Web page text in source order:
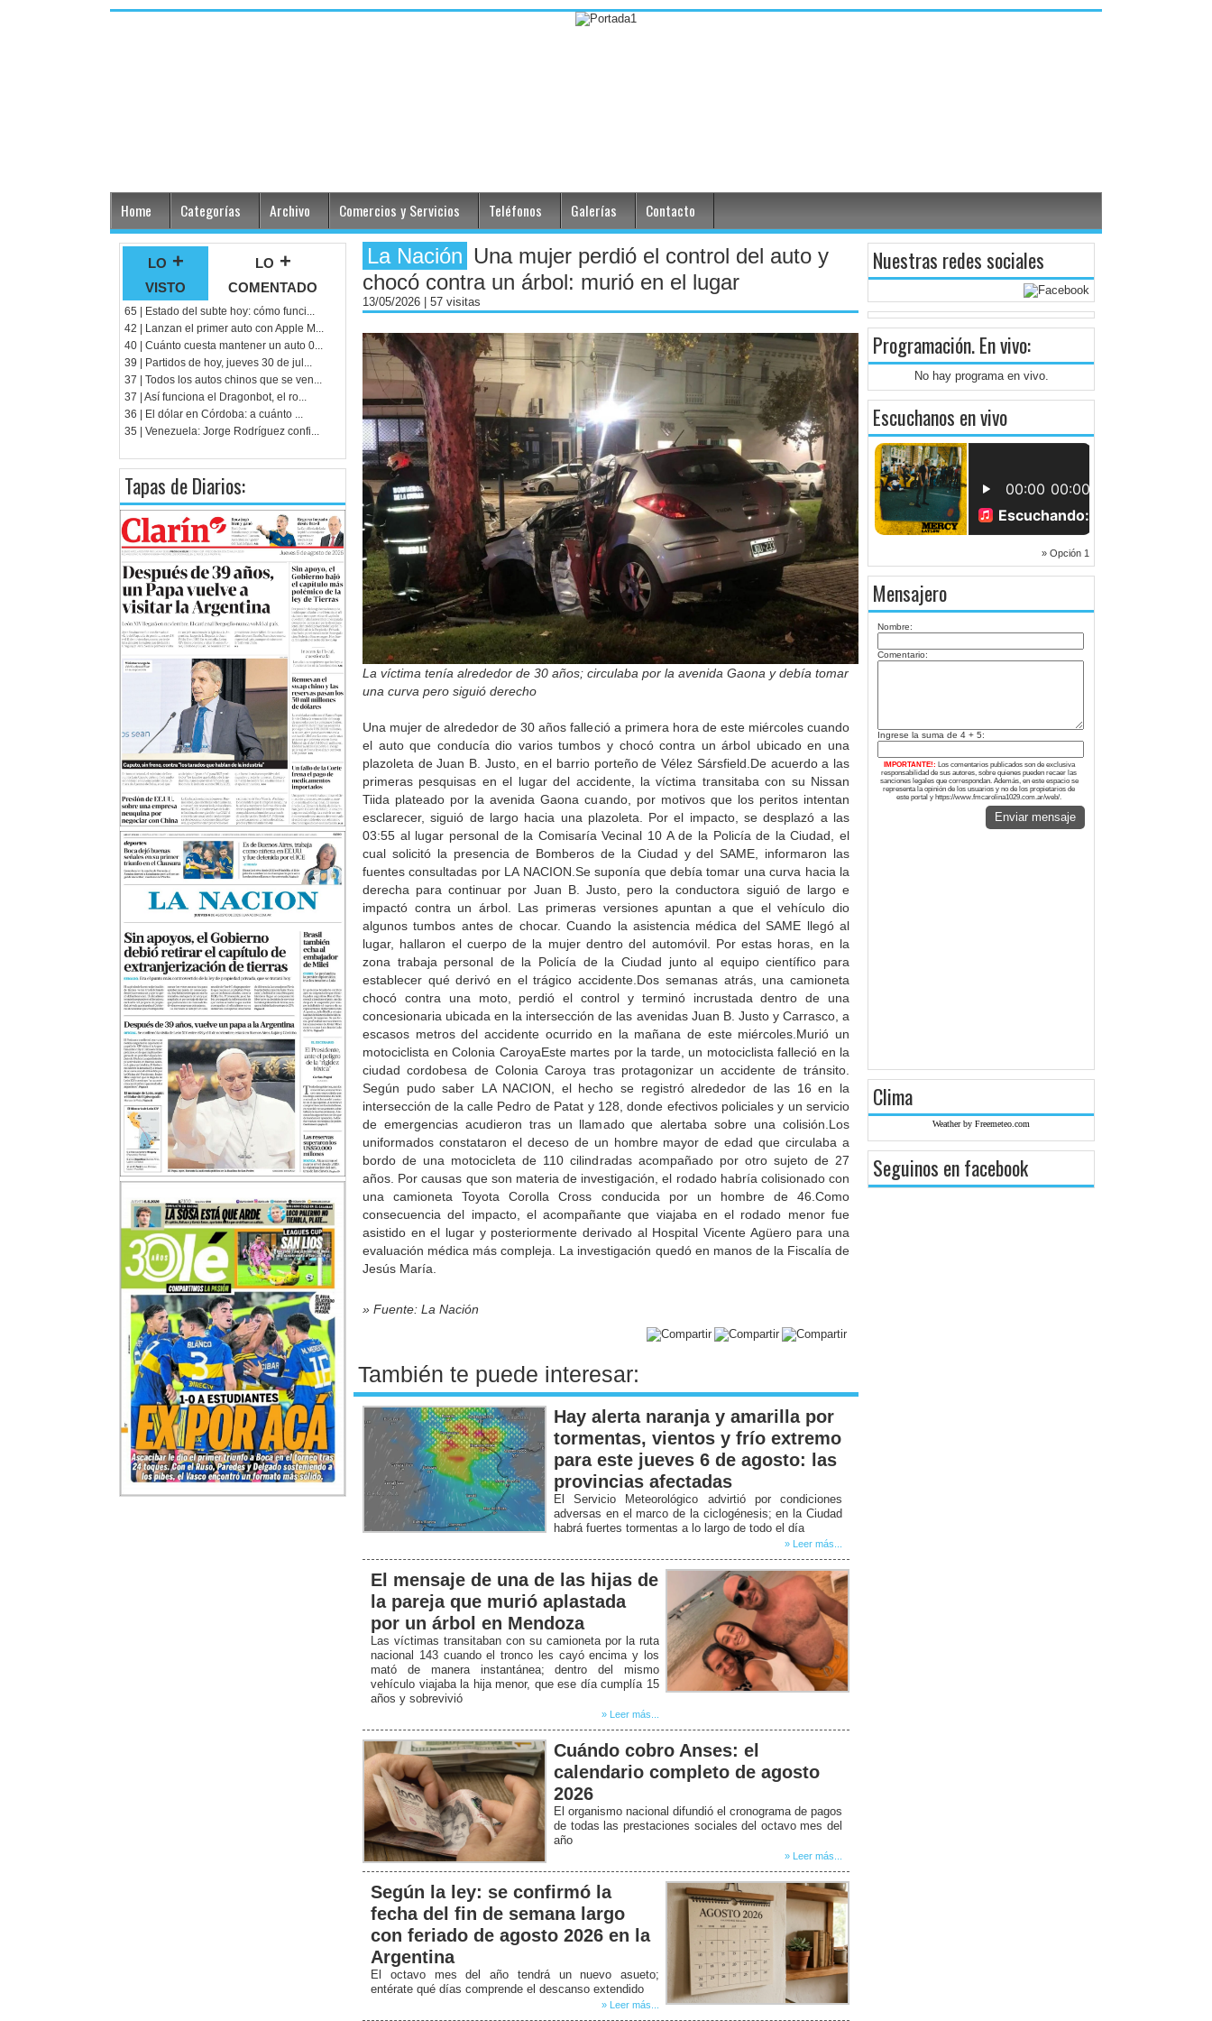
Home Categorías Archivo Comercios y Servicios Teléfonos Galerías Contacto
lo +
visto
lo +
comentado
65 | Estado del subte hoy: cómo funci...
42 | Lanzan el primer auto con Apple M...
40 | Cuánto cuesta mantener un auto 0...
39 | Partidos de hoy, jueves 30 de jul...
37 | Todos los autos chinos que se ven...
37 | Así funciona el Dragonbot, el ro...
36 | El dólar en Córdoba: a cuánto ...
35 | Venezuela: Jorge Rodríguez confi...
Tapas de Diarios:
La Nación Una mujer perdió el control del auto y
chocó contra un árbol: murió en el lugar
13/05/2026 | 57 visitas
La víctima tenía alrededor de 30 años; circulaba por la avenida Gaona y debía tomar
una curva pero siguió derecho
Una mujer de alrededor de 30 años falleció a primera hora de este miércoles cuando
el auto que conducía dio varios tumbos y chocó contra un árbol ubicado en una
plazoleta de Juan B. Justo, en el barrio porteño de Vélez Sársfield.De acuerdo a las
primeras pesquisas en el lugar del accidente, la víctima transitaba con su Nissan
Tiida plateado por la avenida Gaona cuando, por motivos que los peritos intentan
esclarecer, siguió de largo hacia una plazoleta. Por el impacto, se desplazó a las
03:55 al lugar personal de la Comisaría Vecinal 10 A de la Policía de la Ciudad, el
cual solicitó la presencia de Bomberos de la Ciudad y del SAME, informaron las
fuentes consultadas por LA NACION.Se suponía que debía tomar una curva hacia la
derecha para continuar por Juan B. Justo, pero la conductora siguió de largo e
impactó contra un árbol. Las primeras versiones apuntan a que el vehículo dio
algunos tumbos antes de chocar. Cuando la asistencia médica del SAME llegó al
lugar, hallaron el cuerpo de la mujer dentro del automóvil. Por estas horas, en la
zona trabaja personal de la Policía de la Ciudad junto al equipo científico para
establecer qué derivó en el trágico accidente.Dos semanas atrás, una camioneta
chocó contra una moto, perdió el control y terminó incrustada dentro de una
concesionaria ubicada en la intersección de las avenidas Juan B. Justo y Carrasco, a
escasos metros del accidente ocurrido en la mañana de este miércoles.Murió un
motociclista en Colonia CaroyaEste martes por la tarde, un motociclista falleció en la
ciudad cordobesa de Colonia Caroya tras protagonizar un accidente de tránsito.
Según pudo saber LA NACION, el hecho se registró alrededor de las 16 en la
intersección de la calle Pedro de Patat y 128, donde efectivos policiales y un servicio
de emergencias acudieron tras un llamado que alertaba sobre una colisión.Los
uniformados constataron el deceso de un hombre mayor de edad que circulaba a
bordo de una motocicleta de 110 cilindradas acompañado por otro sujeto de 27
años. Por causas que son materia de investigación, el rodado habría colisionado con
una camioneta Toyota Corolla Cross conducida por un hombre de 46.Como
consecuencia del impacto, el acompañante que viajaba en el rodado menor fue
asistido en el lugar y posteriormente derivado al Hospital Vicente Agüero para una
evaluación médica más compleja. La investigación quedó en manos de la Fiscalía de
Jesús María.
» Fuente: La Nación
También te puede interesar:
Hay alerta naranja y amarilla por
tormentas, vientos y frío extremo
para este jueves 6 de agosto: las
provincias afectadas
El Servicio Meteorológico advirtió por condiciones
adversas en el marco de la ciclogénesis; en la Ciudad
habrá fuertes tormentas a lo largo de todo el día
» Leer más...
El mensaje de una de las hijas de
la pareja que murió aplastada
por un árbol en Mendoza
Las víctimas transitaban con su camioneta por la ruta
nacional 143 cuando el tronco les cayó encima y los
mató de manera instantánea; dentro del mismo
vehículo viajaba la hija menor, que ese día cumplía 15
años y sobrevivió
» Leer más...
Cuándo cobro Anses: el
calendario completo de agosto
2026
El organismo nacional difundió el cronograma de pagos
de todas las prestaciones sociales del octavo mes del
año
» Leer más...
Según la ley: se confirmó la
fecha del fin de semana largo
con feriado de agosto 2026 en la
Argentina
El octavo mes del año tendrá un nuevo asueto;
entérate qué días comprende el descanso extendido
» Leer más...
Nuestras redes sociales
Programación. En vivo:
No hay programa en vivo.
Escuchanos en vivo
» Opción 1
Mensajero
Nombre:
Comentario:
Ingrese la suma de 4 + 5:
IMPORTANTE!: Los comentarios publicados son de exclusiva
responsabilidad de sus autores, sobre quienes pueden recaer las
sanciones legales que correspondan. Además, en este espacio se
representa la opinión de los usuarios y no de los propietarios de
este portal y https://www.fmcarolina1029.com.ar/web/.
Enviar mensaje
Clima
Weather by Freemeteo.com
Seguinos en facebook